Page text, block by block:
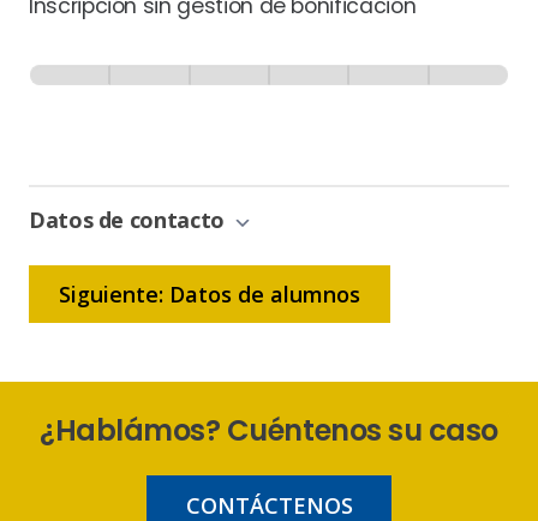
Inscripción sin gestión de bonificación
-
Bonificación
Datos de contacto
Siguiente: Datos de alumnos
¿Hablámos? Cuéntenos su caso
CONTÁCTENOS